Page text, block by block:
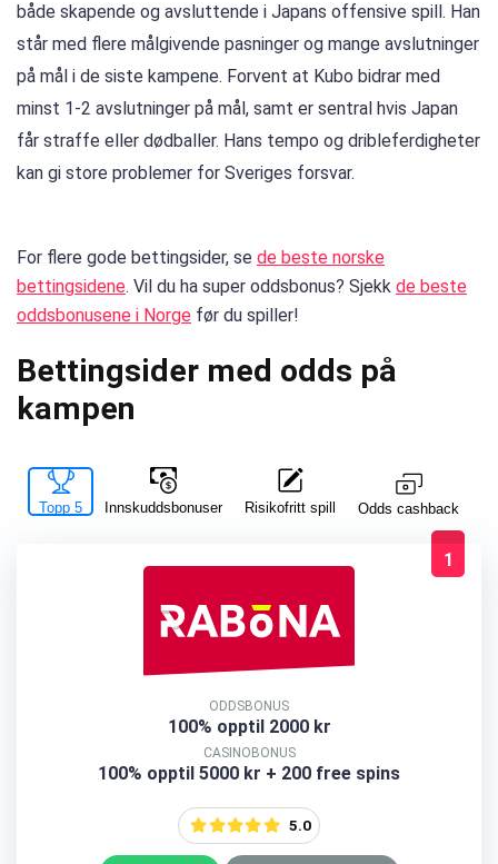
både skapende og avsluttende i Japans offensive spill. Han
står med flere målgivende pasninger og mange avslutninger
på mål i de siste kampene. Forvent at Kubo bidrar med
minst 1-2 avslutninger på mål, samt er sentral hvis Japan
får straffe eller dødballer. Hans tempo og dribleferdigheter
kan gi store problemer for Sveriges forsvar.
For flere gode bettingsider, se de beste norske
bettingsidene. Vil du ha super oddsbonus? Sjekk de beste
oddsbonusene i Norge før du spiller!
Bettingsider med odds på
kampen
Topp 5 Innskuddsbonuser Risikofritt spill Odds cashback
1
ODDSBONUS
100% opptil 2000 kr
CASINOBONUS
100% opptil 5000 kr + 200 free spins
5.0